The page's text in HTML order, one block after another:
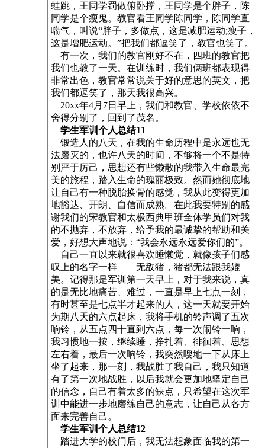
蛙跳，王同学罚做俯卧撑，王同学是个胖子，陈
同学是个瘦鬼。教官看王同学陈同学，陈同学直
喘气，叫说“胖子，多做点，这是减肥运动;瘦子，
这是增肥运动。”把我们都逗笑了，教官也笑了。
有一次，我们的教官刚好不在，四班的教官把
我们也教了一天。在训练时，我们俩班都表现得
非常出色，教官常常说关于好的意思的英文，把
我们都逗笑了，那天我很高兴。
20xx年4月7日早上，我们和教官、学校依依不
舍得分别了，回到了茂名。
学生军训个人总结11
锻造人的八天，在我的生命历程中是永远也无
法磨灭的，也许八天的时间，不够将一个不是特
别严于厉己，思想还有些懒散的我带入生命最完
美的旅程，踏入生命的瑰丽极致。然而她彻底地
让自己有一种脱胎换骨的感觉，我从此变得更加
地豁达、开朗、自信而成熟。在此我要特别的感
谢我们的宋教官和太极西典甲班全体学员们对我
的不抛弃，不放弃，给予我的最诚挚的帮助和关
爱，好想大声地说：“我会永远永远爱你们的”。
自己一直以来就很喜欢睡懒觉，就像孩子们感
叹上的名字一样——无敌猪，猪都无法跟我媲
美。记得那是军训第一天早上，对于我来说，真
的是无比地痛苦、难过，一直是早上七点一刻，
有时甚至是七点半才起来的人，这一天就要开始
为期八天的六点起床，我将手机的铃声调了五次
响铃，从五点四十直到六点，每一次闹铃一响，
我习惯地一按，继续睡，挣扎着、徘徊着、思想
左右着，最后一次响铃，我突然嗖地一下从床上
坐了起来，那一刻，我战胜了我自己，我只知道
有了第一次地战胜，以后我就会更加地坚定自己
的信念，自己有着太多的缺点，只希望在这次军
训中能进一步地磨练自己的意志，让自己从各方
面来完善自己。
学生军训个人总结12
踏进大学的校门后，我无法想象面临我的第一